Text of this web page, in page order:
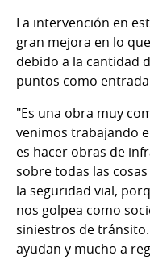
La intervención en
gran mejora en lo
debido a la cantidad
puntos como
"Es una obra muy
venimos trabajando
es hacer obras de
sobre todas las
la seguridad vial,
nos golpea como
siniestros de
ayudan y mucho a